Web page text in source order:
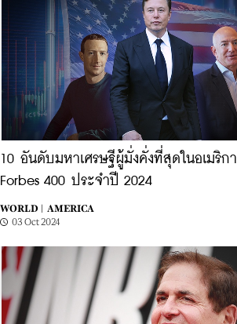
10 อันดับมหาเศรษฐีผู้มั่งคั่งที่สุดในอเมริก
Forbes 400 ประจำปี 2024
WORLD |
AMERICA
03 Oct 2024